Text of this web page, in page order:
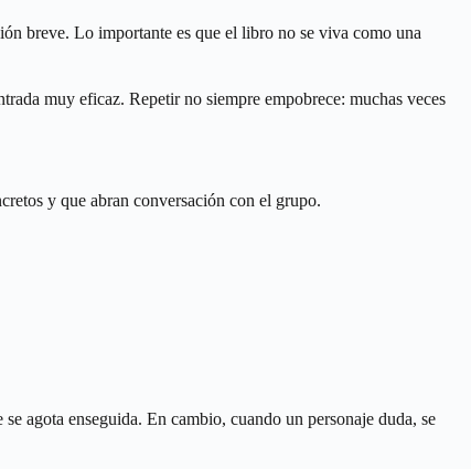
breve. Lo importante es que el libro no se viva como una
muy eficaz. Repetir no siempre empobrece: muchas veces
y que abran conversación con el grupo.
agota enseguida. En cambio, cuando un personaje duda, se